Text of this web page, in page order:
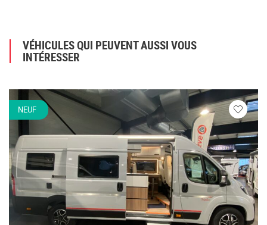
VÉHICULES QUI PEUVENT AUSSI VOUS
INTÉRESSER
NEUF
Veuillez
vous